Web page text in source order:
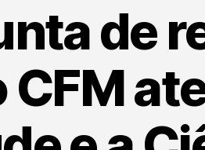
de
CFM